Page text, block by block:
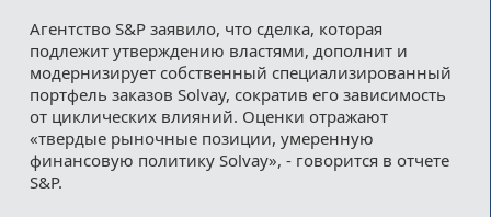
Агентство S&P заявило, что сделка, которая
подлежит утверждению властями, дополнит и
модернизирует собственный специализированный
портфель заказов Solvay, сократив его зависимость
от циклических влияний. Оценки отражают
«твердые рыночные позиции, умеренную
финансовую политику Solvay», - говорится в отчете
S&P.